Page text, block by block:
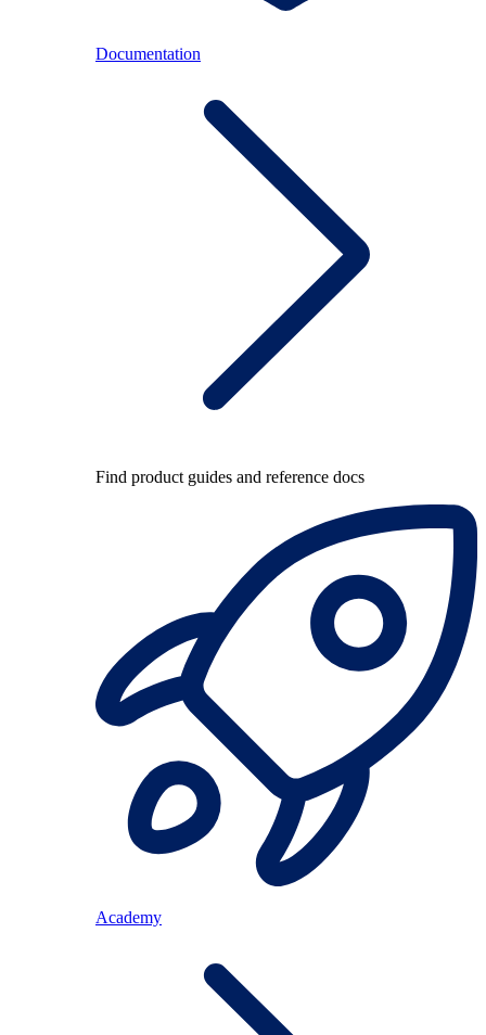
Documentation
Find product guides and reference docs
Academy